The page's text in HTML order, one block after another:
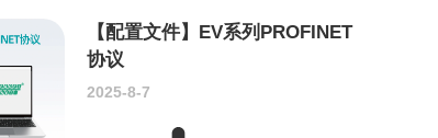
【配置文件】EV系列PROFINET
协议
2025-8-7